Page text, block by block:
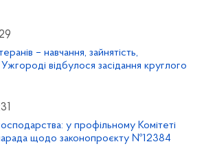
– навчання, зайнятість,
відбулося засідання круглого
у профільному Комітеті
щодо законопроєкту №12384